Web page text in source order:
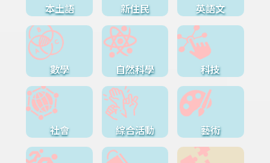
本土語 新住民 英語文
數學 自然科學 科技
社會 綜合活動 藝術